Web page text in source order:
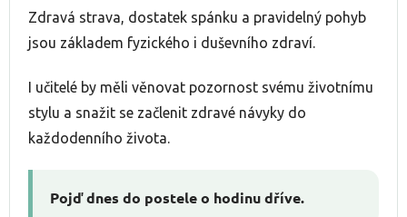
Zdravá strava, dostatek spánku a pravidelný pohyb
jsou základem fyzického i duševního zdraví.
I učitelé by měli věnovat pozornost svému životnímu
stylu a snažit se začlenit zdravé návyky do
každodenního života.
Pojď dnes do postele o hodinu dříve.